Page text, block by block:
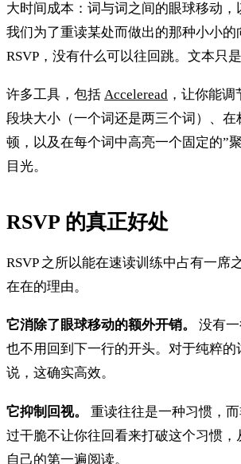
大时间成本：词与词之间的眼球移动
我们为了重读某处而做出的那种小小的
RSVP，没有什么可以往回跳。文本只
许多工具，包括 Acceleread ，让你能调
段块大小（一个词还是两三个词）、在
顿，以及在每个词中高亮一个固定的”
目光。
RSVP 的真正好处
RSVP 之所以能在速读训练中占有一席
在在的理由。
它消除了眼球移动的额外开销。
没有
也不用回到下一行的开头。对于纯粹的
说，这确实高效。
它抑制回视。
重读往往是一种习惯，而
过干脆不让你往回看来打破这个习惯
自己的第一遍阅读。